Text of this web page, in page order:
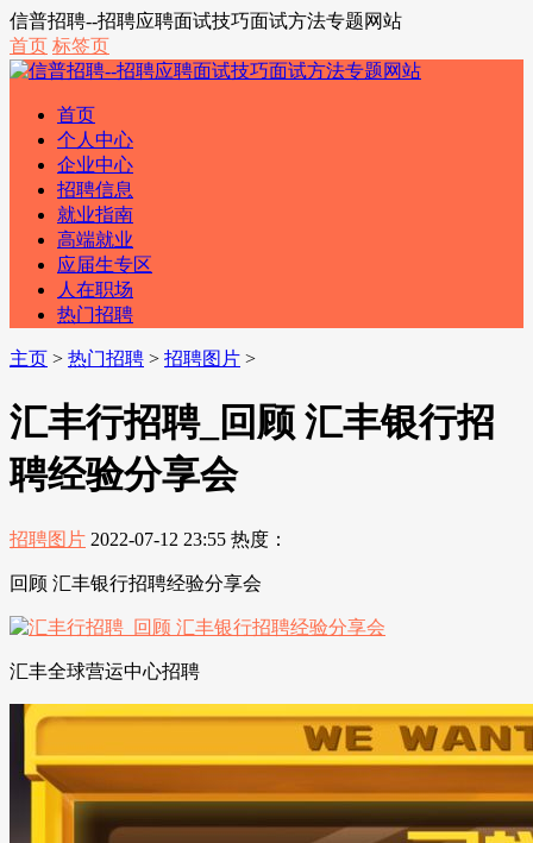
信普招聘--招聘应聘面试技巧面试方法专题网站
首页 标签页
首页
个人中心
企业中心
招聘信息
就业指南
高端就业
应届生专区
人在职场
热门招聘
主页 > 热门招聘 > 招聘图片 >
汇丰行招聘_回顾 汇丰银行招
聘经验分享会
招聘图片 2022-07-12 23:55 热度：
回顾 汇丰银行招聘经验分享会
汇丰全球营运中心招聘